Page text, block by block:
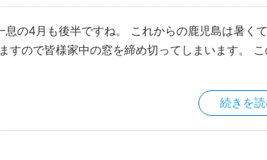
の4月も後半ですね。 これからの鹿児島は暑く
すので皆様家中の窓を締め切ってしまいます。 こ
続きを